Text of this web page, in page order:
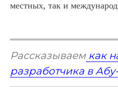
местных, так и
Рассказываемкак
разработчика в